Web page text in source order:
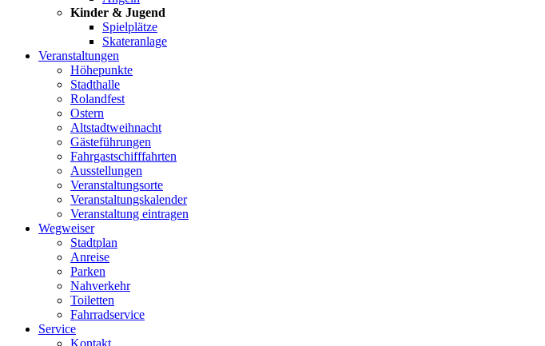
Kinder & Jugend
Spielplätze
Skateranlage
Veranstaltungen
Höhepunkte
Stadthalle
Rolandfest
Ostern
Altstadtweihnacht
Gästeführungen
Fahrgastschifffahrten
Ausstellungen
Veranstaltungsorte
Veranstaltungskalender
Veranstaltung eintragen
Wegweiser
Stadtplan
Anreise
Parken
Nahverkehr
Toiletten
Fahrradservice
Service
Kontakt